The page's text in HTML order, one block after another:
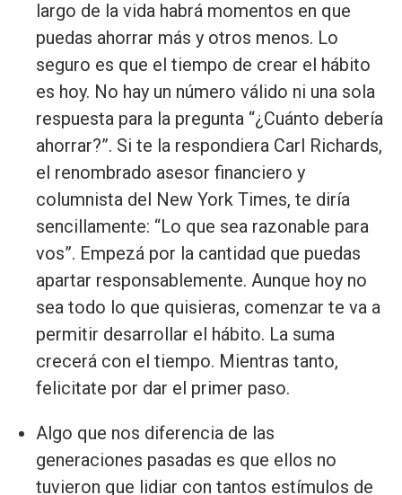
largo de la vida habrá momentos en que
puedas ahorrar más y otros menos. Lo
seguro es que el tiempo de crear el hábito
es hoy. No hay un número válido ni una sola
respuesta para la pregunta “¿Cuánto debería
ahorrar?”. Si te la respondiera Carl Richards,
el renombrado asesor financiero y
columnista del New York Times, te diría
sencillamente: “Lo que sea razonable para
vos”. Empezá por la cantidad que puedas
apartar responsablemente. Aunque hoy no
sea todo lo que quisieras, comenzar te va a
permitir desarrollar el hábito. La suma
crecerá con el tiempo. Mientras tanto,
felicitate por dar el primer paso.
Algo que nos diferencia de las
generaciones pasadas es que ellos no
tuvieron que lidiar con tantos estímulos de